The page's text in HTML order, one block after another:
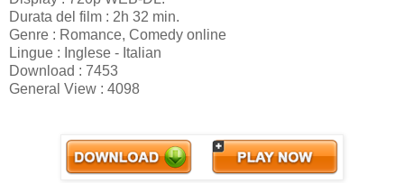
Durata del film : 2h 32 min.
Genre : Romance, Comedy online
Lingue : Inglese - Italian
Download : 7453
General View : 4098